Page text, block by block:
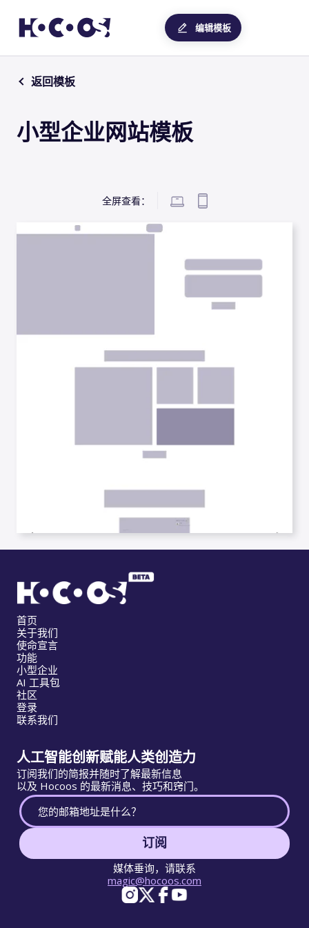
编辑模板
返回模板
小型企业网站模板
全屏查看：
首页
关于我们
使命宣言
功能
小型企业
AI 工具包
社区
登录
联系我们
人工智能创新赋能人类创造力
订阅我们的简报并随时了解最新信息
以及 Hocoos 的最新消息、技巧和窍门。
订阅
媒体垂询，请联系
magic@hocoos.com